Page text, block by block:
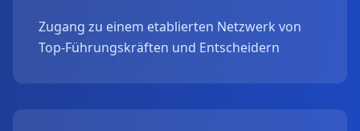
Zugang zu einem etablierten Netzwerk von
Top-Führungskräften und Entscheidern